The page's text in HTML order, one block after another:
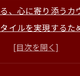
、心に寄り添うカ
イルを実現するた
る、リフレッシュ
境、技術者との密